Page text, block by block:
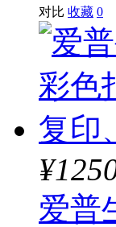
对比 收藏 0
爱普